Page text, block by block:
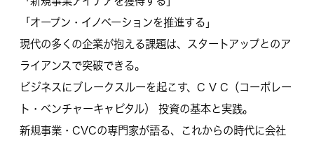
「オープン・イノベーションを推進する」
現代の多くの企業が抱える課題は、スタートアップとのア
ライアンスで突破できる。
ビジネスにブレークスルーを起こす、C V C（コーポレー
ト・ベンチャーキャピタル） 投資の基本と実践。
新規事業・CVCの専門家が語る、これからの時代に会社